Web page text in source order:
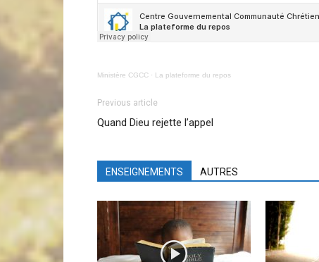
Ministère CGCC · La plateforme du repos
Previous article
Quand Dieu rejette l’appel
ENSEIGNEMENTS AUTRES